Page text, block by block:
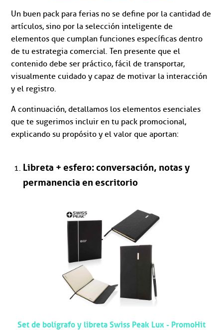
Un buen pack para ferias no se define por la cantidad de
artículos, sino por la selección inteligente de
elementos que cumplan funciones específicas dentro
de tu estrategia comercial. Ten presente que el
contenido debe ser práctico, fácil de transportar,
visualmente cuidado y capaz de motivar la interacción
y el registro.
A continuación, detallamos los elementos esenciales
que te sugerimos incluir en tu pack promocional,
explicando su propósito y el valor que aportan:
Libreta + esfero: conversación, notas y
permanencia en escritorio
Set de bolígrafo y libreta Swiss Peak Lux - PromoHit